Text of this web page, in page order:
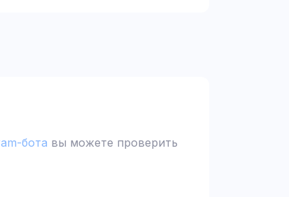
бота вы можете проверить